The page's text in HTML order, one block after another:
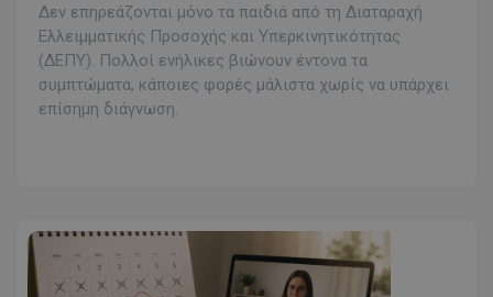
Δεν επηρεάζονται μόνο τα παιδιά από τη Διαταραχή
Ελλειμματικής Προσοχής και Υπερκινητικότητας
(ΔΕΠΥ). Πολλοί ενήλικες βιώνουν έντονα τα
συμπτώματα, κάποιες φορές μάλιστα χωρίς να υπάρχει
επίσημη διάγνωση.